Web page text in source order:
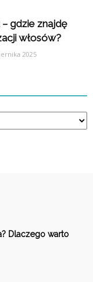
gdzie znajdę
włosów?
2025
Dlaczego warto